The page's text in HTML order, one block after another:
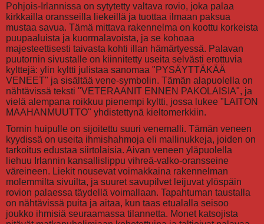
Pohjois-Irlannissa on sytytetty valtava rovio, joka palaa
kirkkailla oransseilla liekeillä ja tuottaa ilmaan paksua
mustaa savua. Tämä mittava rakennelma on koottu korkeista
puupaaluista ja kuormalavoista, ja se kohoaa
majesteettisesti taivasta kohti illan hämärtyessä. Palavan
puutornin sivustalle on kiinnitetty useita selvästi erottuvia
kylttejä: ylin kyltti julistaa sanomaa "PYSÄYTTÄKÄÄ
VENEET" ja sisältää vene-symbolin. Tämän alapuolella on
nähtävissä teksti "VETERAANIT ENNEN PAKOLAISIA", ja
vielä alempana roikkuu pienempi kyltti, jossa lukee "LAITON
MAAHANMUUTTO" yhdistettynä kieltomerkkiin.
Tornin huipulle on sijoitettu suuri venemalli. Tämän veneen
kyydissä on useita ihmishahmoja eli mallinukkeja, joiden on
tarkoitus edustaa siirtolaisia. Aivan veneen yläpuolella
liehuu Irlannin kansallislippu vihreä-valko-oransseine
väreineen. Liekit nousevat voimakkaina rakennelman
molemmilta sivuilta, ja suuret savupilvet leijuvat ylöspäin
rovion palaessa täydellä voimallaan. Tapahtuman taustalla
on nähtävissä puita ja aitaa, kun taas etualalla seisoo
joukko ihmisiä seuraamassa tilannetta. Monet katsojista